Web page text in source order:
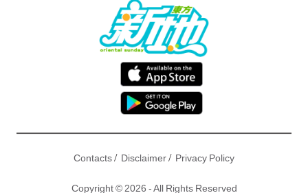
Contacts/ Disclaimer/ Privacy Policy
Copyright © 2026 - All Rights Reserved